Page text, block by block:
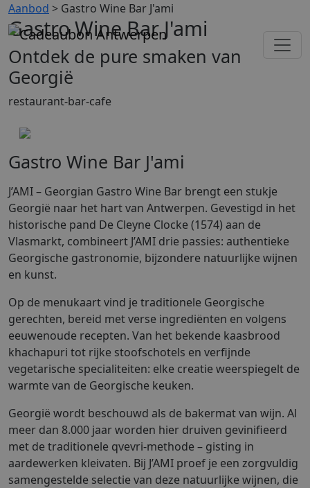
Aanbod > Gastro Wine Bar J'ami
Gastro Wine Bar J'ami
Ontdek de pure smaken van
Georgië
restaurant-bar-cafe
Gastro Wine Bar J'ami
J’AMI – Georgian Gastro Wine Bar brengt een stukje
Georgië naar het hart van Antwerpen. Gevestigd in het
historische pand De Cleyne Clocke (1574) aan de
Vlasmarkt, combineert J’AMI drie passies: authentieke
Georgische gastronomie, bijzondere natuurlijke wijnen
en kunst.
Op de menukaart vind je traditionele Georgische
gerechten, bereid met verse ingrediënten en volgens
eeuwenoude recepten. Van het bekende kaasbrood
khachapuri tot rijke stoofschotels en verfijnde
vegetarische specialiteiten: elke creatie weerspiegelt de
warmte van de Georgische keuken.
Georgië wordt beschouwd als de bakermat van wijn. Al
meer dan 8.000 jaar worden hier druiven gevinifieerd
met de traditionele qvevri-methode – gisting in
aardewerken kleivaten. Bij J’AMI proef je een zorgvuldig
samengestelde selectie van deze natuurlijke wijnen, die